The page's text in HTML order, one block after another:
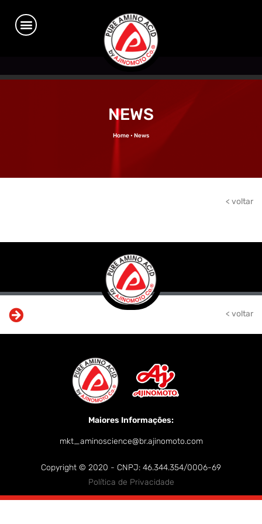
NEWS
Home • News
< voltar
< voltar
Maiores Informações:
mkt_aminoscience@br.ajinomoto.com
Copyright © 2020 - CNPJ: 46.344.354/0006-69
Política de Privacidade